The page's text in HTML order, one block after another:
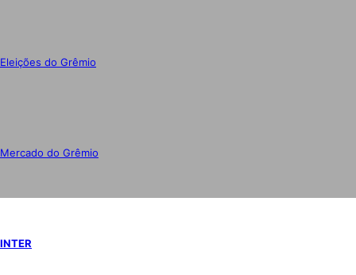
Eleições do Grêmio
Mercado do Grêmio
INTER